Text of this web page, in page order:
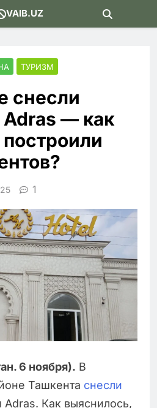
VAIB.UZ
ТУРИЗМ
снесли
Adras — как
1
6 ноября). В
Ташкента снесли
Adras. Как выяснилось,